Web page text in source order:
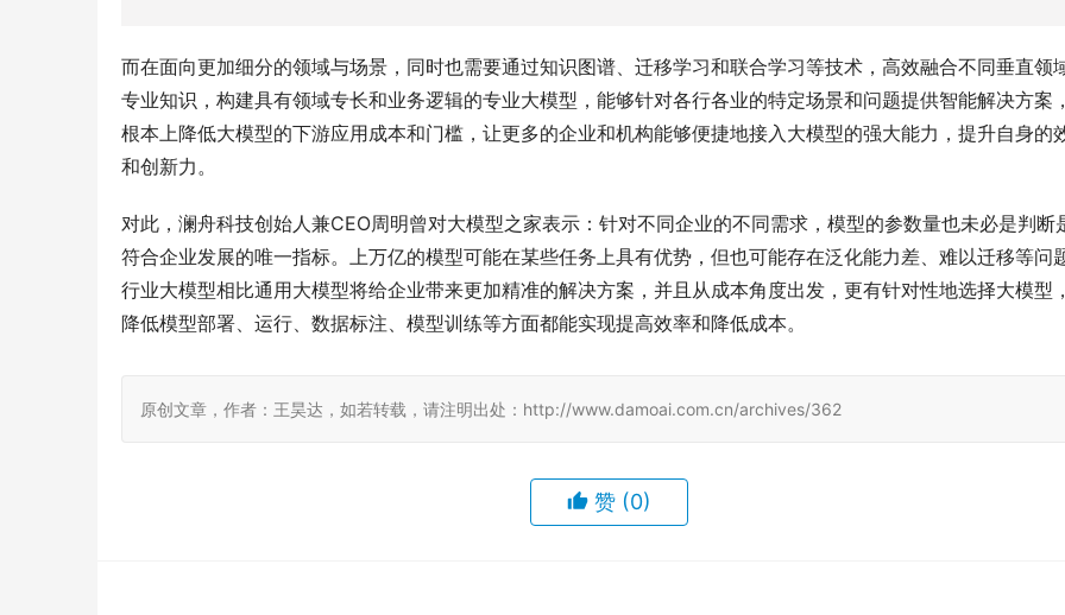
专业知识，构建具有领域专长和业务逻辑的专业大模型，能够针对各行各业的特定场景和问题提供智能解决方案
根本上降低大模型的下游应用成本和门槛，让更多的企业和机构能够便捷地接入大模型的强大能力，提升自身的
和创新力。
对此，澜舟科技创始人兼CEO周明曾对大模型之家表示：针对不同企业的不同需求，模型的参数量也未必是判断
符合企业发展的唯一指标。上万亿的模型可能在某些任务上具有优势，但也可能存在泛化能力差、难以迁移等问
行业大模型相比通用大模型将给企业带来更加精准的解决方案，并且从成本角度出发，更有针对性地选择大模型
降低模型部署、运行、数据标注、模型训练等方面都能实现提高效率和降低成本。